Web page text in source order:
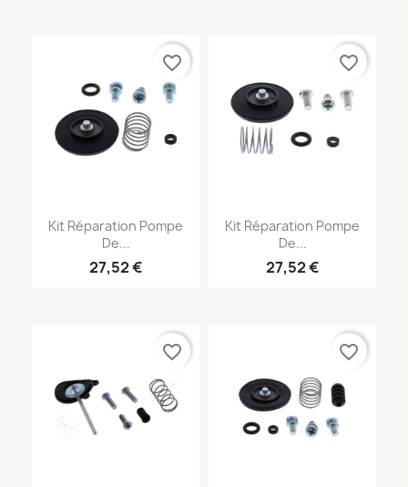
Kit Réparation Pompe
De...
27,52 €
favorite_border
Kit Réparation Pompe
De...
27,52 €
favorite_border
favorite_border favorite_border